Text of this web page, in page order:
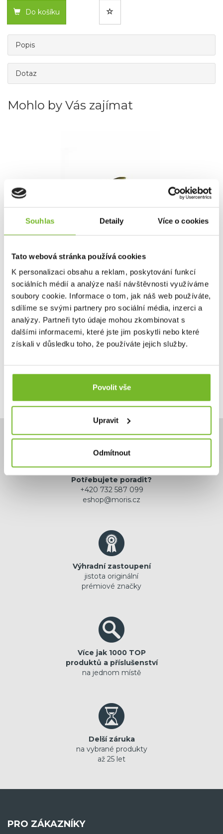
Souhlas Detaily Více o cookies
Tato webová stránka používá cookies
K personalizaci obsahu a reklam, poskytování funkcí
sociálních médií a analýze naší návštěvnosti využíváme
soubory cookie. Informace o tom, jak náš web používáte,
sdílíme se svými partnery pro sociální média, inzerci a
analýzy. Partneři tyto údaje mohou zkombinovat s
dalšími informacemi, které jste jim poskytli nebo které
získali v důsledku toho, že používáte jejich služby.
Povolit vše
Upravit
Odmítnout
Do košíku
Popis
Dotaz
Mohlo by Vás zajímat
Green
6,48 €
Skladem: posledních 30 ks
Kód: RMT343
Potřebujete poradit?
+420 732 587 099
eshop@moris.cz
Výhradní zastoupení
jistota originální
prémiové značky
Více jak 1000 TOP
produktů a příslušenství
na jednom místě
Delší záruka
na vybrané produkty
až 25 let
PRO ZÁKAZNÍKY